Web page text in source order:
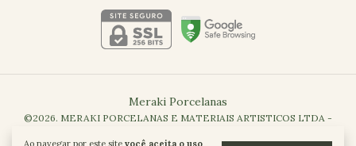
Ao navegar por este site você aceita o uso
Meraki Porcelanas
©2026. MERAKI PORCELANAS E MATERIAIS ARTISTICOS LTDA -